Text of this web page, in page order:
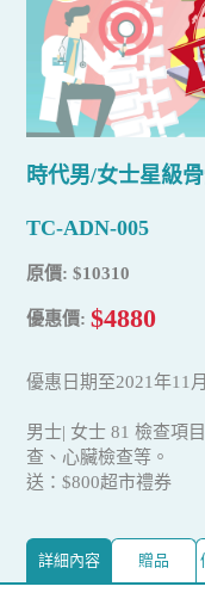
時代男/女士星級
TC-ADN-005
原價: $10310
優惠價:$4880
優惠日期至2021年11
男士| 女士 81 檢查項
查、心臟檢查等。
送：$800超市禮券
詳細內容 贈品